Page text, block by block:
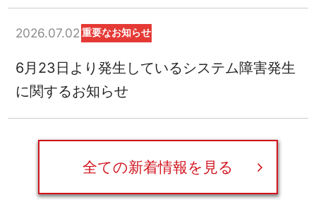
2026.07.02 重要なお知らせ
6月23日より発生しているシステム障害発生
に関するお知らせ
全ての新着情報を見る